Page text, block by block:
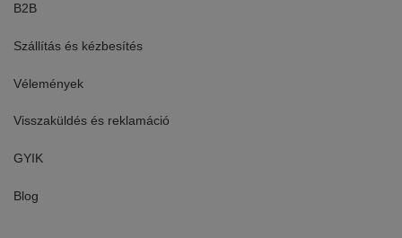
B2B
Szállítás és kézbesítés
Vélemények
Visszaküldés és reklamáció
GYIK
Blog